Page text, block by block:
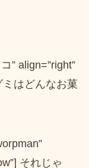
” align=”right”
ミはどんなお菓
それじゃ